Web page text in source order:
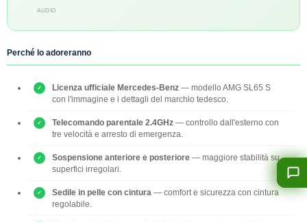
AUDIO
Perché lo adoreranno
Licenza ufficiale Mercedes-Benz — modello AMG SL65 S
con l'immagine e i dettagli del marchio tedesco.
Telecomando parentale 2.4GHz — controllo dall'esterno con
tre velocità e arresto di emergenza.
Sospensione anteriore e posteriore — maggiore stabilità su
superfici irregolari.
Sedile in pelle con cintura — comfort e sicurezza con cintura
regolabile.